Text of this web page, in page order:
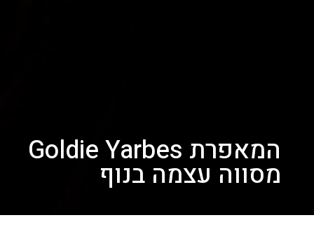
המאפרת Goldie Yarbes
מסווה עצמה בנוף